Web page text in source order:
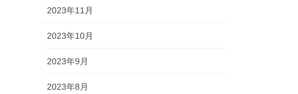
2023年11月
2023年10月
2023年9月
2023年8月